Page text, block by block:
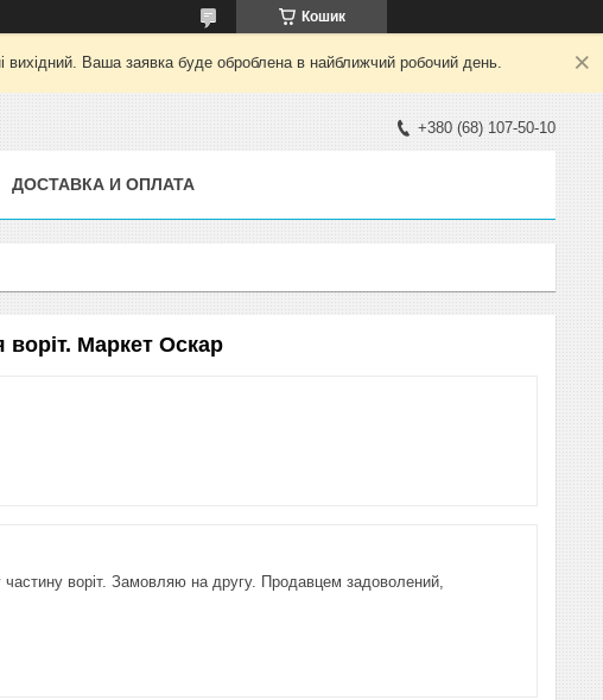
Кошик
вихідний. Ваша заявка буде оброблена в найближчий робочий день.
+380 (68) 107-50-10
ДОСТАВКА И ОПЛАТА
Маркет Оскар
воріт. Замовляю на другу. Продавцем задоволений,